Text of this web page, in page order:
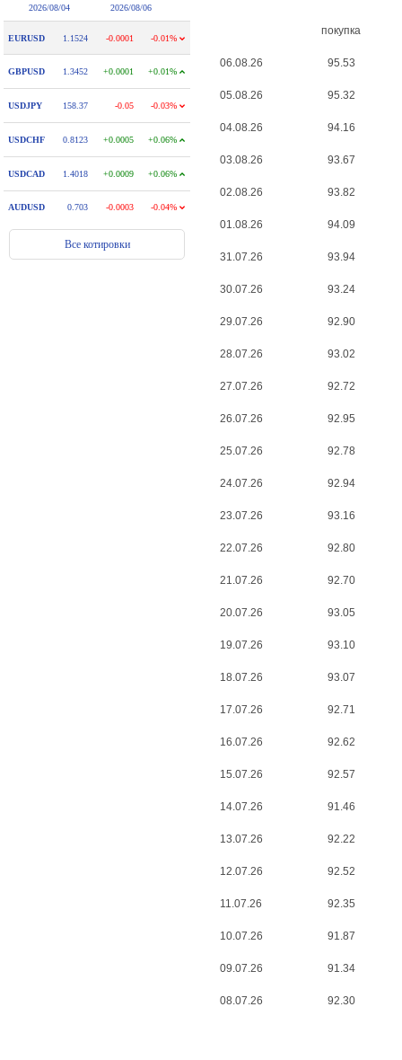
покупка
06.08.26 95.53
05.08.26 95.32
04.08.26 94.16
03.08.26 93.67
02.08.26 93.82
01.08.26 94.09
31.07.26 93.94
30.07.26 93.24
29.07.26 92.90
28.07.26 93.02
27.07.26 92.72
26.07.26 92.95
25.07.26 92.78
24.07.26 92.94
23.07.26 93.16
22.07.26 92.80
21.07.26 92.70
20.07.26 93.05
19.07.26 93.10
18.07.26 93.07
17.07.26 92.71
16.07.26 92.62
15.07.26 92.57
14.07.26 91.46
13.07.26 92.22
12.07.26 92.52
11.07.26 92.35
10.07.26 91.87
09.07.26 91.34
08.07.26 92.30